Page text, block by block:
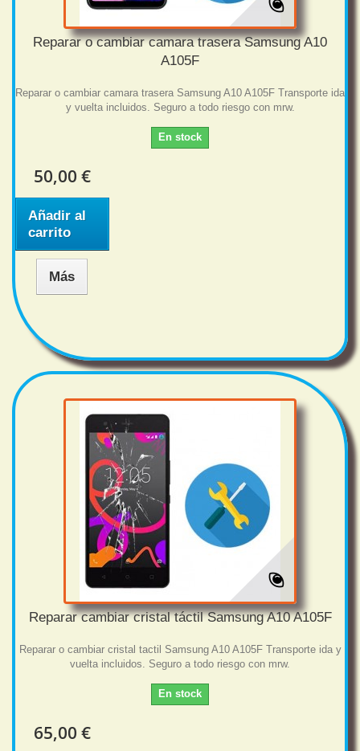
Reparar o cambiar camara trasera Samsung A10
A105F
Reparar o cambiar camara trasera Samsung A10 A105F Transporte ida
y vuelta incluidos. Seguro a todo riesgo con mrw.
En stock
50,00 €
Añadir al
carrito
Más
Reparar cambiar cristal táctil Samsung A10 A105F
Reparar o cambiar cristal tactil Samsung A10 A105F Transporte ida y
vuelta incluidos. Seguro a todo riesgo con mrw.
En stock
65,00 €